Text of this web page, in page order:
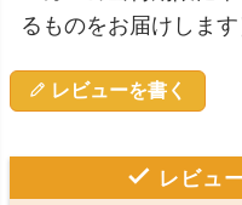
るものをお届けします
レビューを書く
レビュ